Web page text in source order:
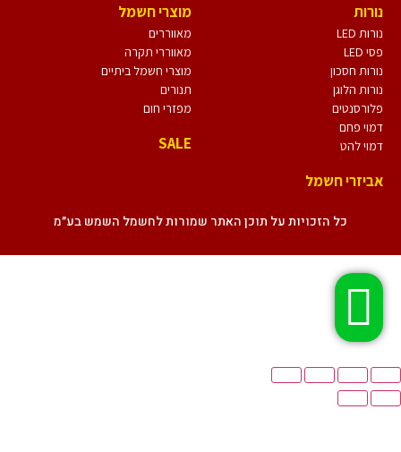
נורות
נורות LED
פסי LED
נורות חסכון
נורות הלוגן
פלורסנטים
דמוי פחם
דמוי להט
אביזרי חשמל
מוצרי חשמל
מאווררים
מאווררי תקרה
מוצרי חשמל ביתיים
תנורים
מפזרי חום
SALE
כל הזכויות על תוכן האתר שמורות לחשמל השמש בע״מ